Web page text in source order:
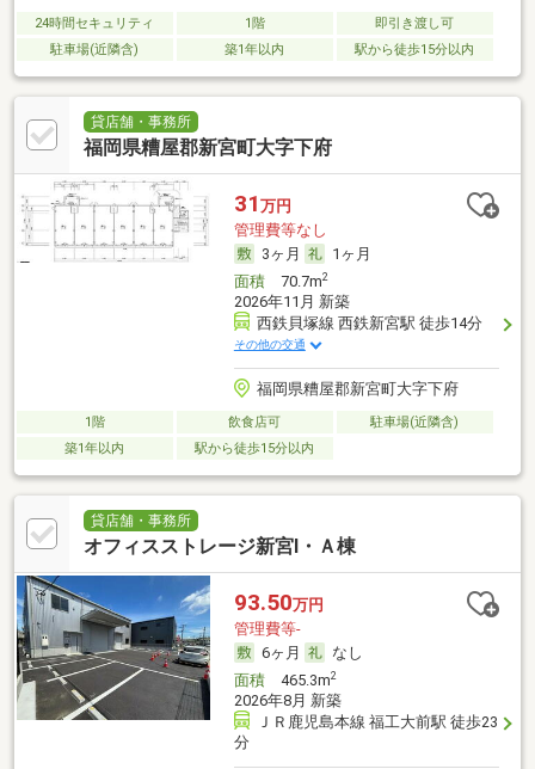
24時間セキュリティ 1階
即引き渡し可
駐車場(近隣含)
築1年以内 駅から徒歩15分以内
貸店舗・事務所
福岡県糟屋郡新宮町大字下府
31 万円
管理費等なし
3ヶ月
1ヶ月
面積70.7m2
2026年11月 新築
西鉄貝塚線 西鉄新宮駅 徒歩14分
その他の交通
福岡県糟屋郡新宮町大字下府
1階 飲食店可
駐車場(近隣含)
築1年以内
駅から徒歩15分以内
貸店舗・事務所
オフィスストレージ新宮Ⅰ・Ａ棟
93.50万円
管理費等-
6ヶ月
なし
面積465.3m2
2026年8月 新築
ＪＲ鹿児島本線 福工大前駅 徒歩23
分